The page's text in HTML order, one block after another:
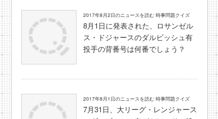
2017年8月2日のニュースを読む 時事問題クイズ
8月1日に発表された、ロサンゼル
ス・ドジャースのダルビッシュ有
投手の背番号は何番でしょう？
2017年8月1日のニュースを読む 時事問題クイズ
7月31日、大リーグ・レンジャース